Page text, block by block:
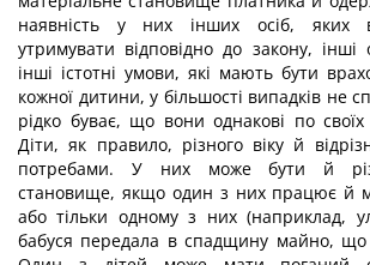
наявність у них інших осіб, яких
утримувати відповідно до закону,
інші істотні умови, які мають бути
кожної дитини, у більшості випадків не
рідко буває, що вони однакові по своїх
Діти, як правило, різного віку й
потребами. У них може бути й
становище, якщо один з них працює й
або тільки одному з них (наприклад,
бабуся передала в спадщину майно, що